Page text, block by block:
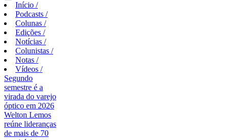
Início /
Podcasts /
Colunas /
Edições /
Notícias /
Colunistas /
Notas /
Vídeos /
Segundo
semestre é a
virada do varejo
óptico em 2026
Welton Lemos
reúne lideranças
de mais de 70